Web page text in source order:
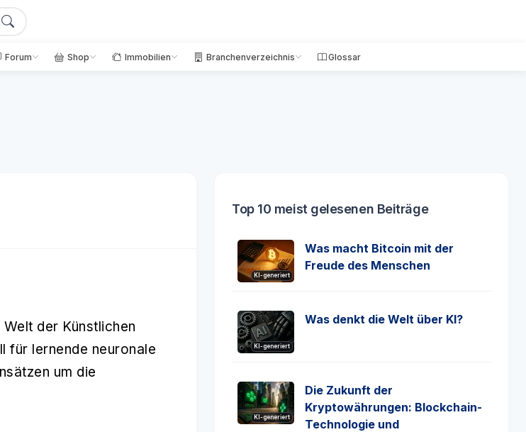
Forum Shop Immobilien Branchenverzeichnis Glossar
der Künstlichen
für lernende neuronale
um die
Top 10 meist gelesenen Beiträge
KI-generiert
Was macht Bitcoin mit der
Freude des Menschen
KI-generiert
Was denkt die Welt über KI?
KI-generiert
Die Zukunft der
Kryptowährungen: Blockchain-
Technologie und